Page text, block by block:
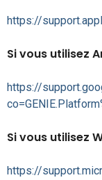
https://
Si vous utilisez
https://
Si vous utilisez
https://